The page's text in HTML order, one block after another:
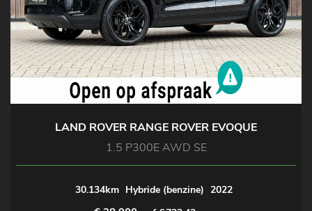
LAND ROVER RANGE ROVER EVOQUE
1.5 P300E AWD SE
30.134km Hybride (benzine) 2022